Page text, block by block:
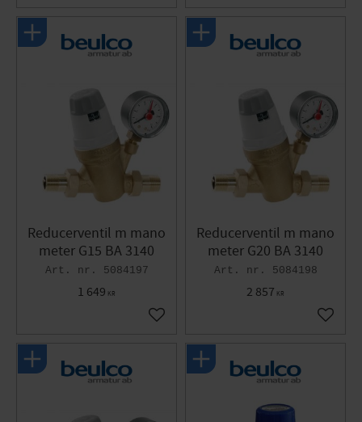
Reducerventil m mano
meter G15 BA 3140
5084197
1 649 KR
Gem som favorit
Reducerventil m mano
meter G20 BA 3140
5084198
2 857 KR
Gem